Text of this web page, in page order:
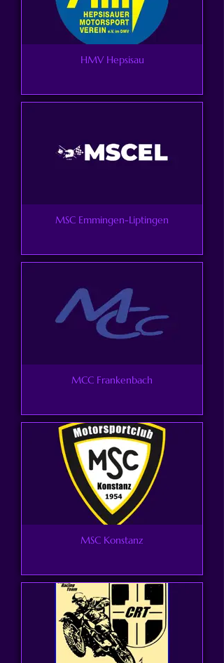
HMV Hepsisau
MSC Emmingen-Liptingen
MCC Frankenbach
MSC Konstanz